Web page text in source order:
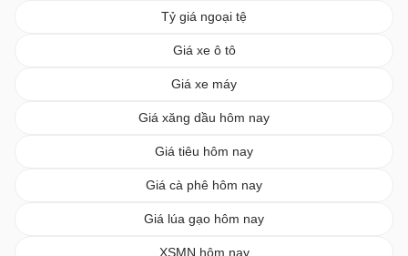
Tỷ giá ngoại tệ
Giá xe ô tô
Giá xe máy
Giá xăng dầu hôm nay
Giá tiêu hôm nay
Giá cà phê hôm nay
Giá lúa gạo hôm nay
XSMN hôm nay